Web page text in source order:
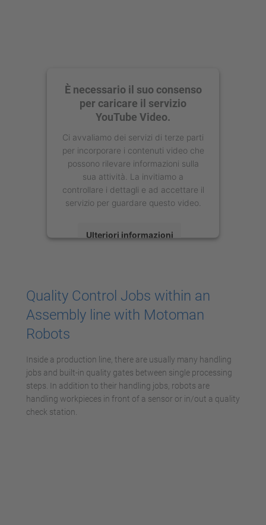
È necessario il suo consenso
per caricare il servizio
YouTube Video.
Ci avvaliamo dei servizi di terze parti
per incorporare i contenuti video che
possono rilevare informazioni sulla
sua attività. La invitiamo a
controllare i dettagli e ad accettare il
servizio per guardare questo video.
Ulteriori informazioni
Management Platform
Quality Control Jobs within an
Assembly line with Motoman
Robots
Inside a production line, there are usually many handling
jobs and built-in quality gates between single processing
steps. In addition to their handling jobs, robots are
handling workpieces in front of a sensor or in/out a quality
check station.